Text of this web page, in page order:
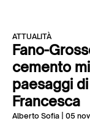
ATTUALITÀ
Fano-
cemento
paesaggi
Francesca
Alberto Sofia | 05